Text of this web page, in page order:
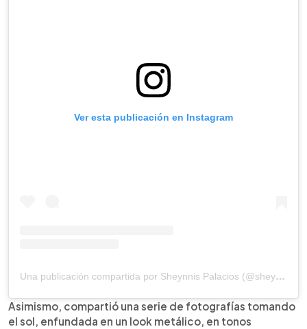
Ver esta publicación en Instagram
Una publicación compartida por Sheynnis Palacios (@sheynnispalacios_of)
Asimismo, compartió una serie de fotografías tomando
el sol, enfundada en un look metálico, en tonos